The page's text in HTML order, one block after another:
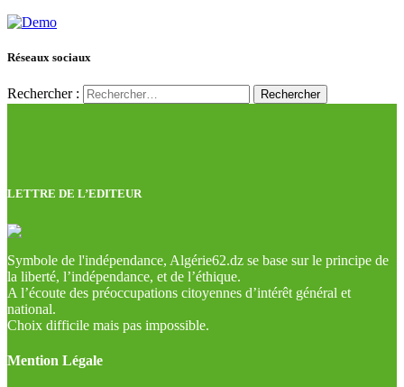
Réseaux sociaux
Rechercher :
LETTRE DE L’EDITEUR
Symbole de l'indépendance, Algérie62.dz se base sur le principe de
la liberté, l’indépendance, et de l’éthique.
A l’écoute des préoccupations citoyennes d’intérêt général et
national.
Choix difficile mais pas impossible.
Mention Légale